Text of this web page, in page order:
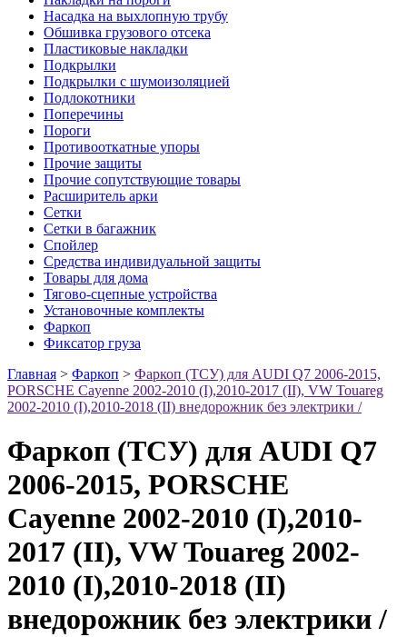
Насадка на выхлопную трубу
Обшивка грузового отсека
Пластиковые накладки
Подкрылки
Подкрылки с шумоизоляцией
Подлокотники
Поперечины
Пороги
Противооткатные упоры
Прочие защиты
Прочие сопутствующие товары
Расширитель арки
Сетки
Сетки в багажник
Спойлер
Средства индивидуальной защиты
Товары для дома
Тягово-сцепные устройства
Установочные комплекты
Фаркоп
Фиксатор груза
Главная > Фаркоп > Фаркоп (ТСУ) для AUDI Q7 2006-2015,
PORSCHE Cayenne 2002-2010 (I),2010-2017 (II), VW Touareg
2002-2010 (I),2010-2018 (II) внедорожник без электрики /
Фаркоп (ТСУ) для AUDI Q7
2006-2015, PORSCHE
Cayenne 2002-2010 (I),2010-
2017 (II), VW Touareg 2002-
2010 (I),2010-2018 (II)
внедорожник без электрики /